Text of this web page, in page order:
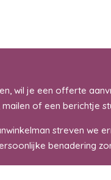
wil je een offerte
mailen of een berichtje
streven we
benadering